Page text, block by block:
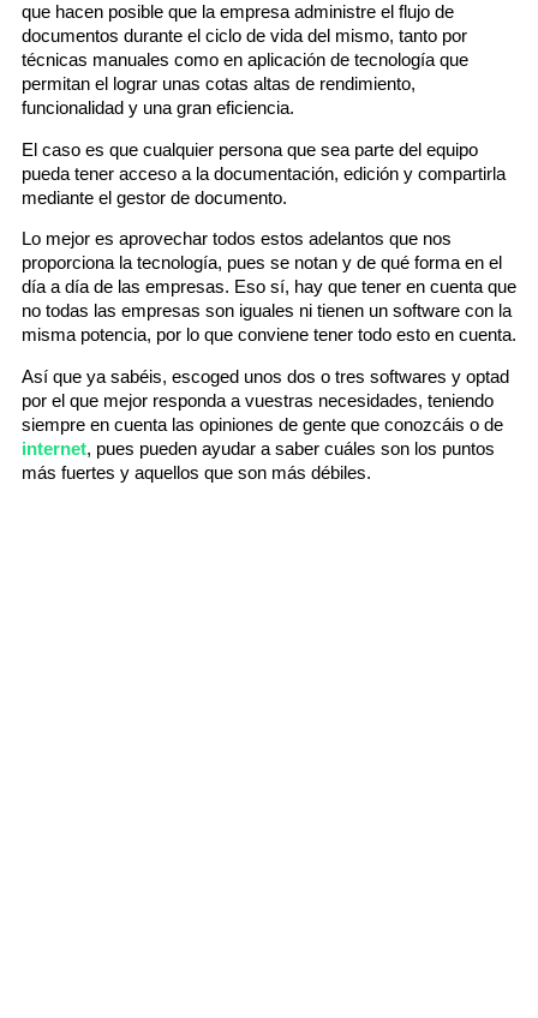
que hacen posible que la empresa administre el flujo de
documentos durante el ciclo de vida del mismo, tanto por
técnicas manuales como en aplicación de tecnología que
permitan el lograr unas cotas altas de rendimiento,
funcionalidad y una gran eficiencia.
El caso es que cualquier persona que sea parte del equipo
pueda tener acceso a la documentación, edición y compartirla
mediante el gestor de documento.
Lo mejor es aprovechar todos estos adelantos que nos
proporciona la tecnología, pues se notan y de qué forma en el
día a día de las empresas. Eso sí, hay que tener en cuenta que
no todas las empresas son iguales ni tienen un software con la
misma potencia, por lo que conviene tener todo esto en cuenta.
Así que ya sabéis, escoged unos dos o tres softwares y optad
por el que mejor responda a vuestras necesidades, teniendo
siempre en cuenta las opiniones de gente que conozcáis o de
internet, pues pueden ayudar a saber cuáles son los puntos
más fuertes y aquellos que son más débiles.